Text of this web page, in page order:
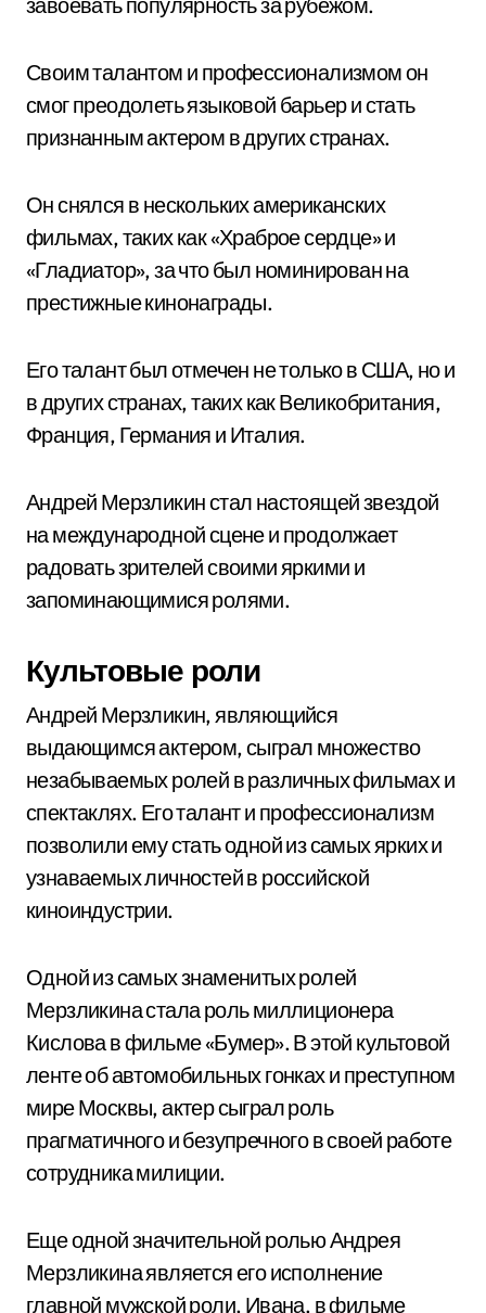
Своим талантом и профессионализмом он
смог преодолеть языковой барьер и стать
признанным актером в других странах.
Он снялся в нескольких американских
фильмах, таких как «Храброе сердце» и
«Гладиатор», за что был номинирован на
престижные кинонаграды.
Его талант был отмечен не только в США, но и
в других странах, таких как Великобритания,
Франция, Германия и Италия.
Андрей Мерзликин стал настоящей звездой
на международной сцене и продолжает
радовать зрителей своими яркими и
запоминающимися ролями.
Культовые роли
Андрей Мерзликин, являющийся
выдающимся актером, сыграл множество
незабываемых ролей в различных фильмах и
спектаклях. Его талант и профессионализм
позволили ему стать одной из самых ярких и
узнаваемых личностей в российской
киноиндустрии.
Одной из самых знаменитых ролей
Мерзликина стала роль миллиционера
Кислова в фильме «Бумер». В этой культовой
ленте об автомобильных гонках и преступном
мире Москвы, актер сыграл роль
прагматичного и безупречного в своей работе
сотрудника милиции.
Еще одной значительной ролью Андрея
Мерзликина является его исполнение
главной мужской роли, Ивана, в фильме